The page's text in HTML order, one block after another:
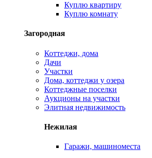
Куплю квартиру
Куплю комнату
Загородная
Коттеджи, дома
Дачи
Участки
Дома, коттеджи у озера
Коттеджные поселки
Аукционы на участки
Элитная недвижимость
Нежилая
Гаражи, машиноместа